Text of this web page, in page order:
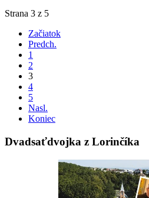
Strana 3 z 5
Začiatok
Predch.
1
2
3
4
5
Nasl.
Koniec
Dvadsaťdvojka z Lorinčíka